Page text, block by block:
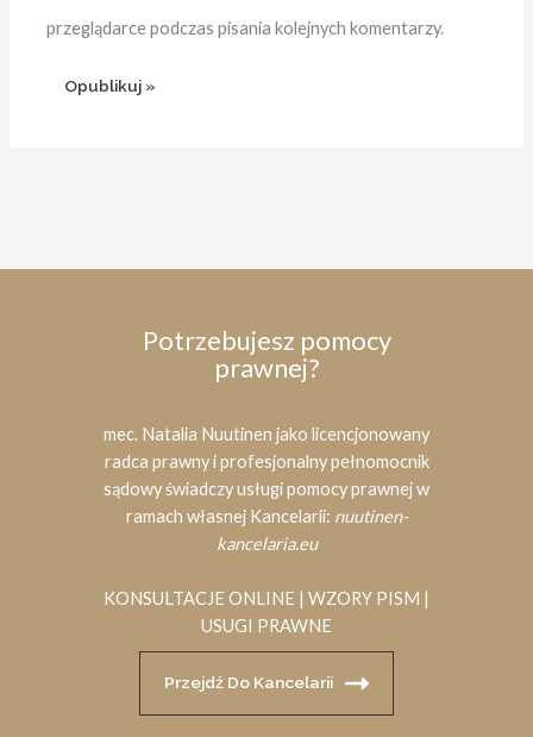
przeglądarce podczas pisania kolejnych komentarzy.
Potrzebujesz pomocy
prawnej?
mec. Natalia Nuutinen jako licencjonowany
radca prawny i profesjonalny pełnomocnik
sądowy świadczy usługi pomocy prawnej w
ramach własnej Kancelarii: nuutinen-
kancelaria.eu
KONSULTACJE ONLINE | WZORY PISM |
USUGI PRAWNE
Przejdź Do Kancelarii